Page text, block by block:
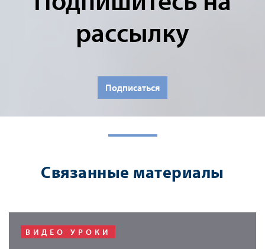
рассылку
Подписаться
Связанные материалы
ВИДЕО УРОКИ